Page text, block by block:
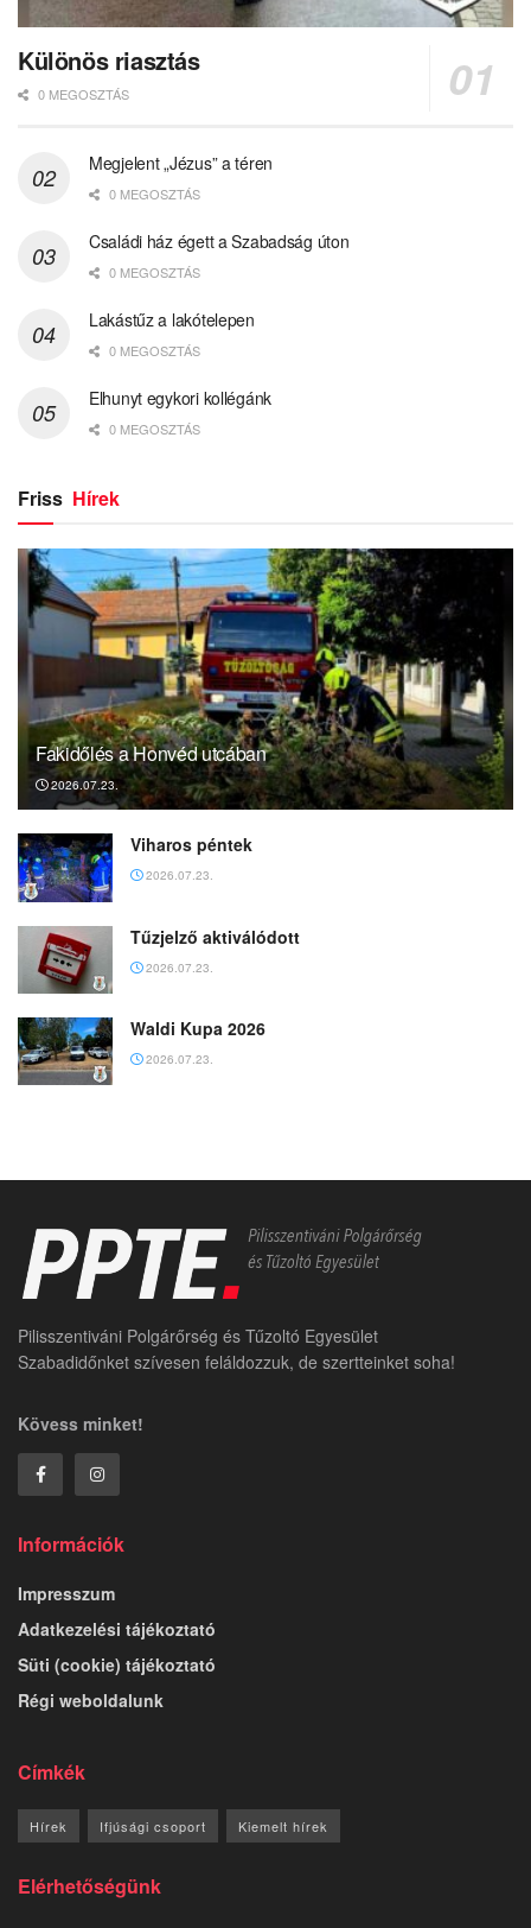
Különös riasztás
0 MEGOSZTÁS
Megjelent „Jézus” a téren
0 MEGOSZTÁS
Családi ház égett a Szabadság úton
0 MEGOSZTÁS
Lakástűz a lakótelepen
0 MEGOSZTÁS
Elhunyt egykori kollégánk
0 MEGOSZTÁS
Friss Hírek
Fakidőlés a Honvéd utcában
2026.07.23.
Viharos péntek
2026.07.23.
Tűzjelző aktiválódott
2026.07.23.
Waldi Kupa 2026
2026.07.23.
Pilisszentiváni Polgárőrség és Tűzoltó Egyesület
Szabadidőnket szívesen feláldozzuk, de szertteinket soha!
Kövess minket!
Információk
Impresszum
Adatkezelési tájékoztató
Süti (cookie) tájékoztató
Régi weboldalunk
Címkék
Hírek Ifjúsági csoport Kiemelt hírek
Elérhetőségünk